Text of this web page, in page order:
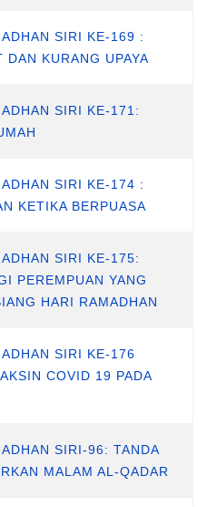
SIRI KE-169 :
DAN KURANG UPAYA
SIRI KE-171:
SIRI KE-174 :
KETIKA BERPUASA
SIRI KE-175:
PEREMPUAN YANG
HARI RAMADHAN
SIRI KE-176
COVID 19 PADA
SIRI-96: TANDA
MALAM AL-QADAR